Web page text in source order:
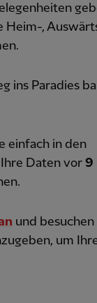
Heim-,
ins Paradies
einfach in den
Daten vor 9
und besuchen
um